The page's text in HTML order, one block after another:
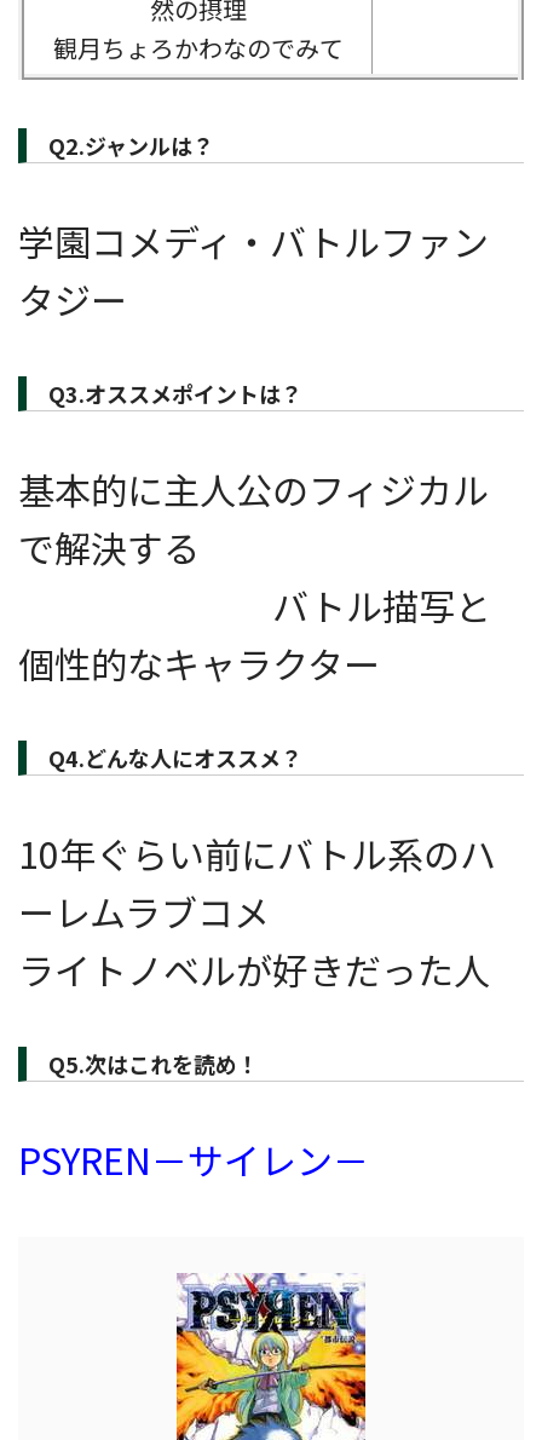
然の摂理
観月ちょろかわなのでみて
Q2.ジャンルは？
学園コメディ・バトルファン
タジー
Q3.オススメポイントは？
基本的に主人公のフィジカル
で解決する
バトル描写と
個性的なキャラクター
Q4.どんな人にオススメ？
10年ぐらい前にバトル系のハ
ーレムラブコメ
ライトノベルが好きだった人
Q5.次はこれを読め！
PSYREN－サイレン－